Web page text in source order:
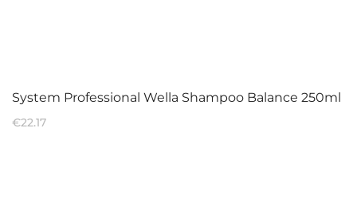
System Professional Wella Shampoo Balance 250ml
€22.17